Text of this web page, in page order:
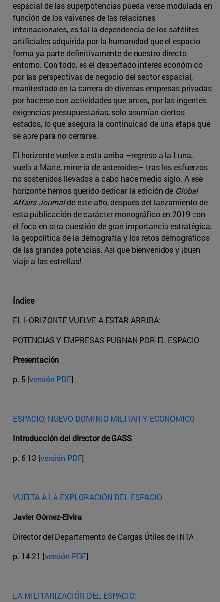
espacial de las superpotencias pueda verse modulada en
función de los vaivenes de las relaciones
internacionales, es tal la dependencia de los satélites
artificiales adquirida por la humanidad que el espacio
forma ya parte definitivamente de nuestro directo
entorno. Con todo, es el despertado interés económico
por las perspectivas de negocio del sector espacial,
manifestado en la carrera de diversas empresas privadas
por hacerse con actividades que antes, por las ingentes
exigencias presupuestarias, solo asumían ciertos
estados, lo que asegura la continuidad de una etapa que
se abre para no cerrarse.
El horizonte vuelve a esta arriba –regreso a la Luna,
vuelo a Marte, minería de asteroides– tras los esfuerzos
no sostenidos llevados a cabo hace medio siglo. A ese
horizonte hemos querido dedicar la edición de Global
Affairs Journalde este año, después del lanzamiento de
esta publicación de carácter monográfico en 2019 con
el foco en otra cuestión de gran importancia estratégica,
la geopolítica de la demografía y los retos demográficos
de las grandes potencias. Así que bienvenidos y ¡buen
viaje a las estrellas!
Índice
EL HORIZONTE VUELVE A ESTAR ARRIBA:
POTENCIAS Y EMPRESAS PUGNAN POR EL ESPACIO
Presentación
p. 5 [versión PDF]
ESPACIO: NUEVO DOMINIO MILITAR Y ECONÓMICO
Introducción del director de GASS
p. 6-13 [versión PDF]
VUELTA A LA EXPLORACIÓN DEL ESPACIO
Javier Gómez-Elvira
Director del Departamento de Cargas Útiles de INTA
p. 14-21 [versión PDF]
LA MILITARIZACIÓN DEL ESPACIO: